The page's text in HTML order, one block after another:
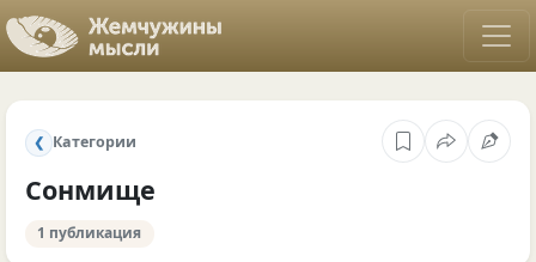
❮ Категории
Сонмище
1 публикация